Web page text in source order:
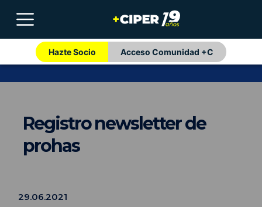
Hazte Socio Acceso Comunidad +C
Registro newsletter de
prohas
29.06.2021